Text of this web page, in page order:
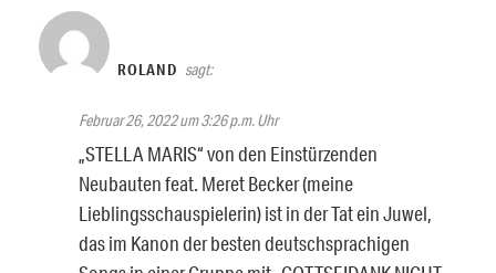
ROLAND sagt:
Februar 26, 2022 um 3:26 p.m. Uhr
„STELLA MARIS“ von den Einstürzenden
Neubauten feat. Meret Becker (meine
Lieblingsschauspielerin) ist in der Tat ein Juwel,
das im Kanon der besten deutschsprachigen